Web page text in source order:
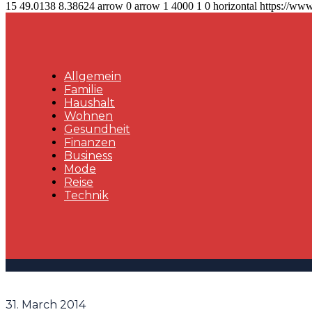
15 49.0138 8.38624 arrow 0 arrow 1 4000 1 0 horizontal https://
Allgemein
Familie
Haushalt
Wohnen
Gesundheit
Finanzen
Business
Mode
Reise
Technik
31. March 2014